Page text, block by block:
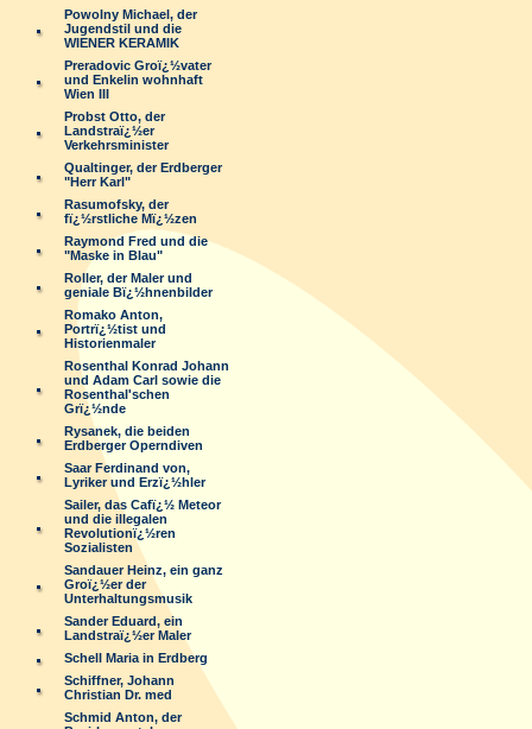
Powolny Michael, der
Jugendstil und die
WIENER KERAMIK
Preradovic Groï¿½vater
und Enkelin wohnhaft
Wien III
Probst Otto, der
Landstraï¿½er
Verkehrsminister
Qualtinger, der Erdberger
"Herr Karl"
Rasumofsky, der
fï¿½rstliche Mï¿½zen
Raymond Fred und die
"Maske in Blau"
Roller, der Maler und
geniale Bï¿½hnenbilder
Romako Anton,
Portrï¿½tist und
Historienmaler
Rosenthal Konrad Johann
und Adam Carl sowie die
Rosenthal'schen
Grï¿½nde
Rysanek, die beiden
Erdberger Operndiven
Saar Ferdinand von,
Lyriker und Erzï¿½hler
Sailer, das Cafï¿½ Meteor
und die illegalen
Revolutionï¿½ren
Sozialisten
Sandauer Heinz, ein ganz
Groï¿½er der
Unterhaltungsmusik
Sander Eduard, ein
Landstraï¿½er Maler
Schell Maria in Erdberg
Schiffner, Johann
Christian Dr. med
Schmid Anton, der